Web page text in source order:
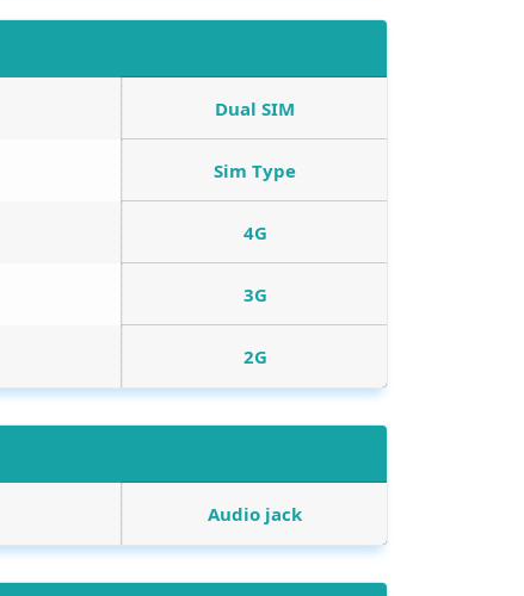
Dual SIM
Sim Type
4G
3G
2G
Audio jack